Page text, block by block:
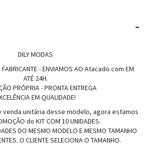
-
DILY MODAS
FABRICANTE - ENVIAMOS AO Atacado.com EM
ATÉ 24H.
PRÓPRIA - PRONTA ENTREGA
EM QUALIDADE!
venda unitária desse modelo, agora estamos
do KIT COM 10 UNIDADES.
DO MESMO MODELO E MESMO TAMANHO
O CLIENTE SELECIONA O TAMANHO.